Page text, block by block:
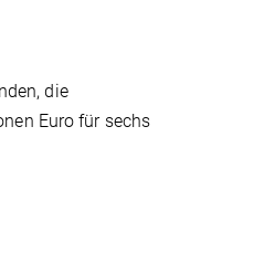
die
Euro für sechs